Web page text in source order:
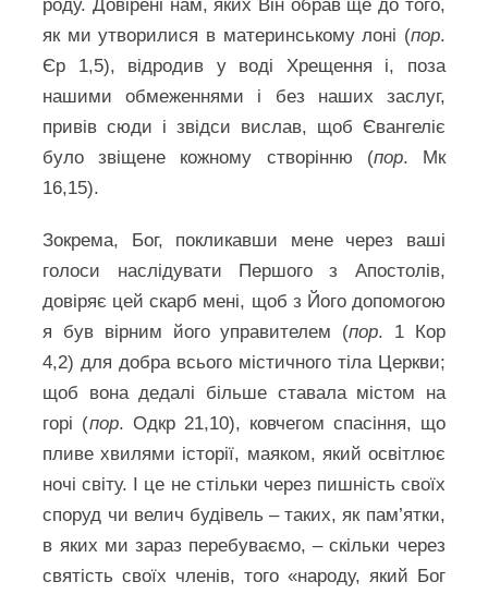
роду. Довірені нам, яких Він обрав ще до того,
як ми утворилися в материнському лоні (пор.
Єр 1,5), відродив у воді Хрещення і, поза
нашими обмеженнями і без наших заслуг,
привів сюди і звідси вислав, щоб Євангеліє
було звіщене кожному створінню (пор. Мк
16,15).
Зокрема, Бог, покликавши мене через ваші
голоси наслідувати Першого з Апостолів,
довіряє цей скарб мені, щоб з Його допомогою
я був вірним його управителем (пор. 1 Кор
4,2) для добра всього містичного тіла Церкви;
щоб вона дедалі більше ставала містом на
горі (пор. Одкр 21,10), ковчегом спасіння, що
пливе хвилями історії, маяком, який освітлює
ночі світу. І це не стільки через пишність своїх
споруд чи велич будівель – таких, як пам’ятки,
в яких ми зараз перебуваємо, – скільки через
святість своїх членів, того «народу, який Бог